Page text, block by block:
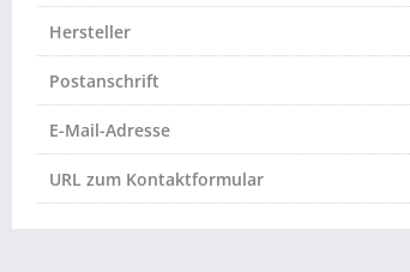
Hersteller
Postanschrift
E-Mail-Adresse
URL zum Kontaktformular